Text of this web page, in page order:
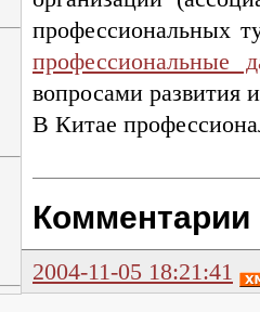
профессиональных
профессиональные
вопросами развития
В Китае
Комментарии
2004-11-05 18:21:41